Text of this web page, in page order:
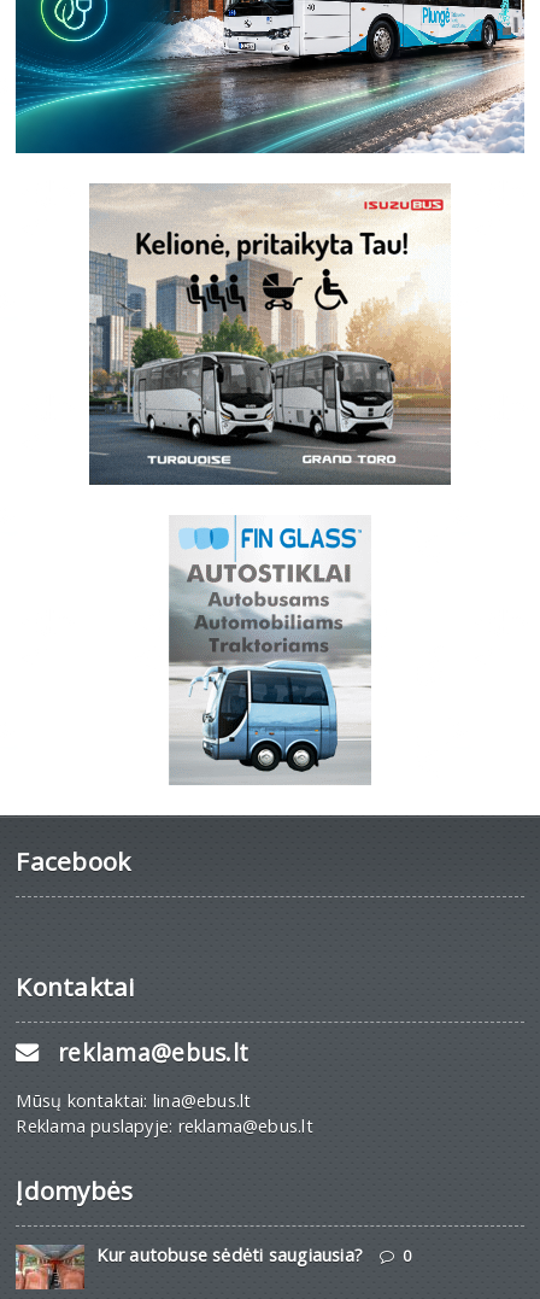
Facebook
Kontaktai
reklama@ebus.lt
Mūsų kontaktai: lina@ebus.lt
Reklama puslapyje: reklama@ebus.lt
Įdomybės
Kur autobuse sėdėti saugiausia? 0